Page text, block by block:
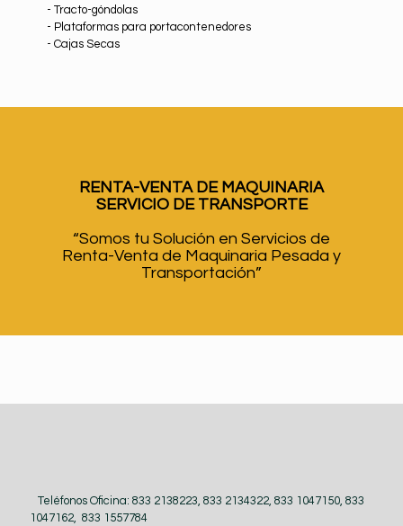
- Tracto-góndolas
- Plataformas para portacontenedores
- Cajas Secas
RENTA-VENTA DE MAQUINARIA
SERVICIO DE TRANSPORTE
“Somos tu Solución en Servicios de
Renta-Venta de Maquinaria Pesada y
Transportación”
Teléfonos Oficina: 833 2138223, 833 2134322, 833 1047150, 833
1047162, 833 1557784